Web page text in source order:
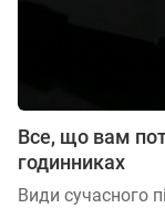
Все, що вам
годинниках
Види сучасного